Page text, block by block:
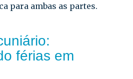
para ambas as partes.
férias em